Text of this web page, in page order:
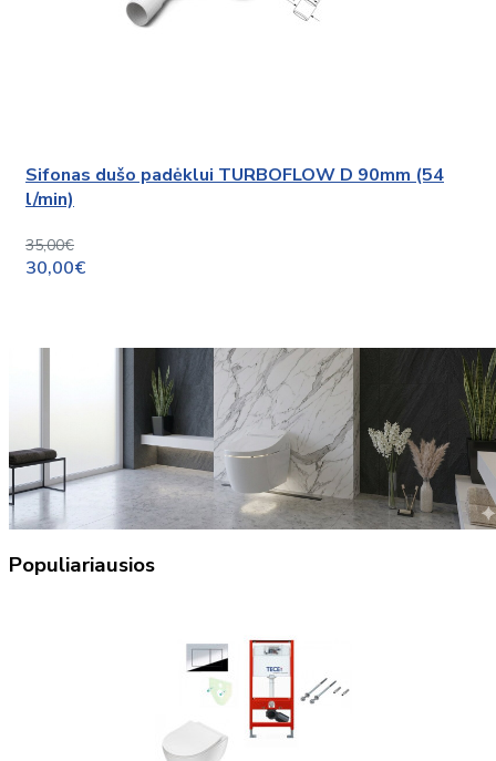
Sifonas dušo padėklui TURBOFLOW D 90mm (54
l/min)
35,00€
30,00€
Populiariausios